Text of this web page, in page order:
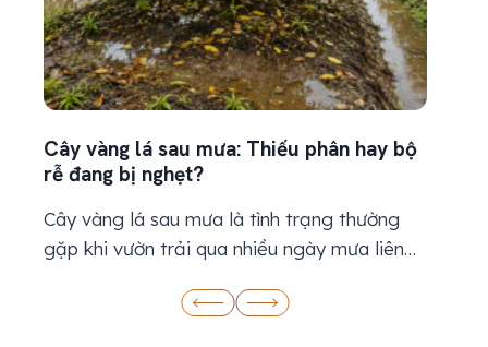
Cây vàng lá sau mưa: Thiếu phân hay bộ
rễ đang bị nghẹt?
Cây vàng lá sau mưa là tình trạng thường
gặp khi vườn trải qua nhiều ngày mưa liên
Khi thấy lá chuyển vàng, nhiều bà con